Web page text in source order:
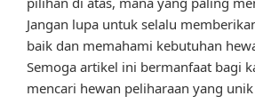
Jangan lupa untuk selalu
baik dan memahami kebutuhan
Semoga artikel ini bermanfaat bagi
mencari hewan peliharaan yang